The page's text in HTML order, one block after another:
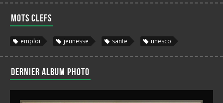
Mots clefs
emploi jeunesse sante unesco
Dernier album photo